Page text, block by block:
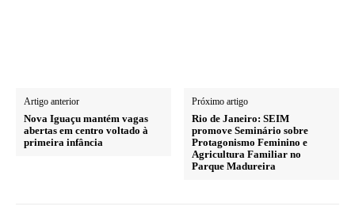
Artigo anterior
Nova Iguaçu mantém vagas
abertas em centro voltado à
primeira infância
Próximo artigo
Rio de Janeiro: SEIM
promove Seminário sobre
Protagonismo Feminino e
Agricultura Familiar no
Parque Madureira